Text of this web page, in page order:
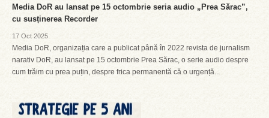
Media DoR au lansat pe 15 octombrie seria audio „Prea Sărac”,
cu susținerea Recorder
17 Oct 2025
Media DoR, organizația care a publicat până în 2022 revista de jurnalism
narativ DoR, au lansat pe 15 octombrie Prea Sărac, o serie audio despre
cum trăim cu prea puțin, despre frica permanentă că o urgență...